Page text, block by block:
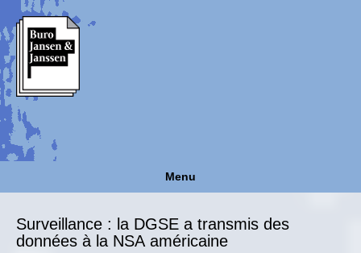
Menu
Surveillance : la DGSE a transmis des
données à la NSA américaine